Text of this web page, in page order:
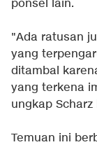
ponsel lain.
"Ada ratusan
yang
ditambal
yang terkena
ungkap Scharz
Temuan ini